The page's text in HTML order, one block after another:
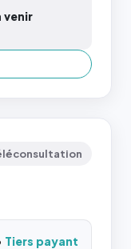
venir
Tiers payant